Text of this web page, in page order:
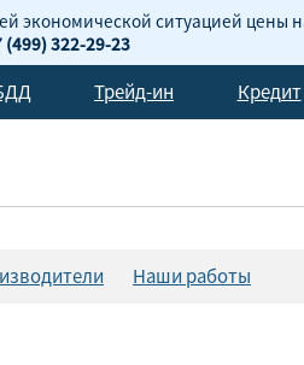
экономической ситуацией цены
(499) 322-29-23
Трейд-ин Кредит
Наши работы